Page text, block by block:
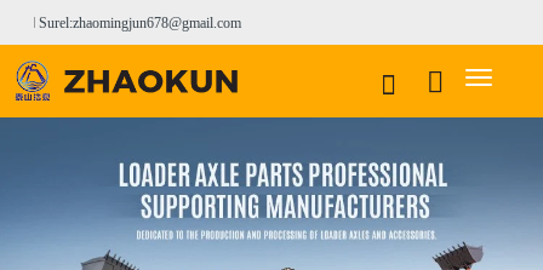
Surel:zhaomingjun678@gmail.com